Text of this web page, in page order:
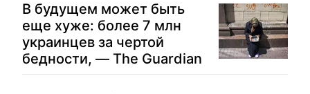
В будущем может быть
еще хуже: более 7 млн
украинцев за чертой
бедности, — The Guardian